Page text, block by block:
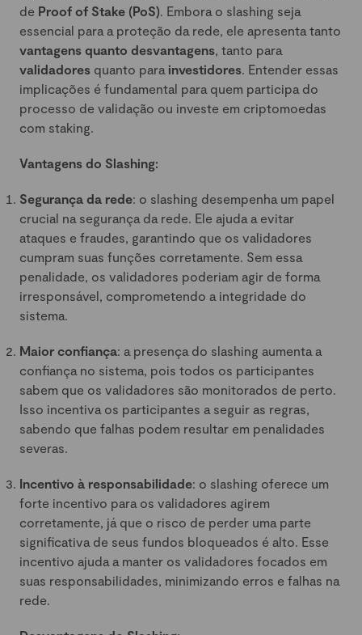
de Proof of Stake (PoS). Embora o slashing seja
essencial para a proteção da rede, ele apresenta tanto
vantagens quanto desvantagens, tanto para
validadores quanto para investidores. Entender essas
implicações é fundamental para quem participa do
processo de validação ou investe em criptomoedas
com staking.
Vantagens do Slashing:
Segurança da rede: o slashing desempenha um papel
crucial na segurança da rede. Ele ajuda a evitar
ataques e fraudes, garantindo que os validadores
cumpram suas funções corretamente. Sem essa
penalidade, os validadores poderiam agir de forma
irresponsável, comprometendo a integridade do
sistema.
Maior confiança: a presença do slashing aumenta a
confiança no sistema, pois todos os participantes
sabem que os validadores são monitorados de perto.
Isso incentiva os participantes a seguir as regras,
sabendo que falhas podem resultar em penalidades
severas.
Incentivo à responsabilidade: o slashing oferece um
forte incentivo para os validadores agirem
corretamente, já que o risco de perder uma parte
significativa de seus fundos bloqueados é alto. Esse
incentivo ajuda a manter os validadores focados em
suas responsabilidades, minimizando erros e falhas na
rede.